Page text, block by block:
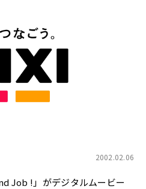
2002.02.06
Job !」がデジタルムービー